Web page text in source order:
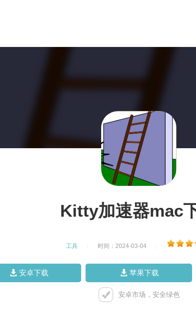
Kitty加速器mac
工具 时间：2024-03-04
安卓下载 苹果下载
安卓市场，安全绿色